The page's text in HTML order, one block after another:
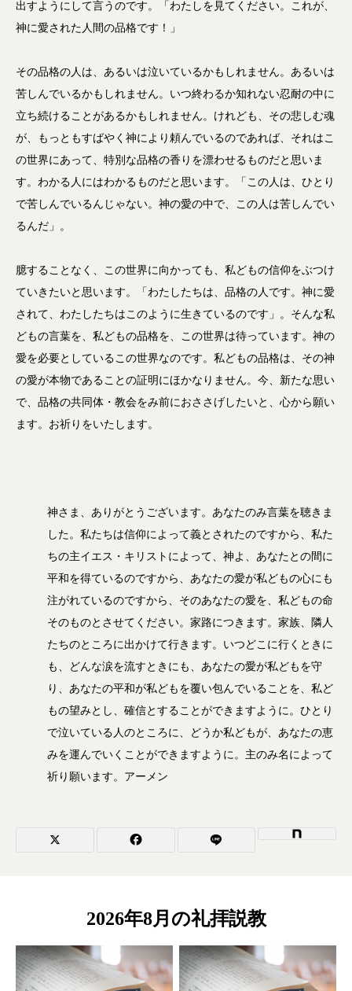
出すようにして言うのです。「わたしを見てください。これが、
神に愛された人間の品格です！」
その品格の人は、あるいは泣いているかもしれません。あるいは
苦しんでいるかもしれません。いつ終わるか知れない忍耐の中に
立ち続けることがあるかもしれません。けれども、その悲しむ魂
が、もっともすばやく神により頼んでいるのであれば、それはこ
の世界にあって、特別な品格の香りを漂わせるものだと思いま
す。わかる人にはわかるものだと思います。「この人は、ひとり
で苦しんでいるんじゃない。神の愛の中で、この人は苦しんでい
るんだ」。
臆することなく、この世界に向かっても、私どもの信仰をぶつけ
ていきたいと思います。「わたしたちは、品格の人です。神に愛
されて、わたしたちはこのように生きているのです」。そんな私
どもの言葉を、私どもの品格を、この世界は待っています。神の
愛を必要としているこの世界なのです。私どもの品格は、その神
の愛が本物であることの証明にほかなりません。今、新たな思い
で、品格の共同体・教会をみ前におささげしたいと、心から願い
ます。お祈りをいたします。
神さま、ありがとうございます。あなたのみ言葉を聴きま
した。私たちは信仰によって義とされたのですから、私た
ちの主イエス・キリストによって、神よ、あなたとの間に
平和を得ているのですから、あなたの愛が私どもの心にも
注がれているのですから、そのあなたの愛を、私どもの命
そのものとさせてください。家路につきます。家族、隣人
たちのところに出かけて行きます。いつどこに行くときに
も、どんな涙を流すときにも、あなたの愛が私どもを守
り、あなたの平和が私どもを覆い包んでいることを、私ど
もの望みとし、確信とすることができますように。ひとり
で泣いている人のところに、どうか私どもが、あなたの恵
みを運んでいくことができますように。主のみ名によって
祈り願います。アーメン
2026年8月の礼拝説教